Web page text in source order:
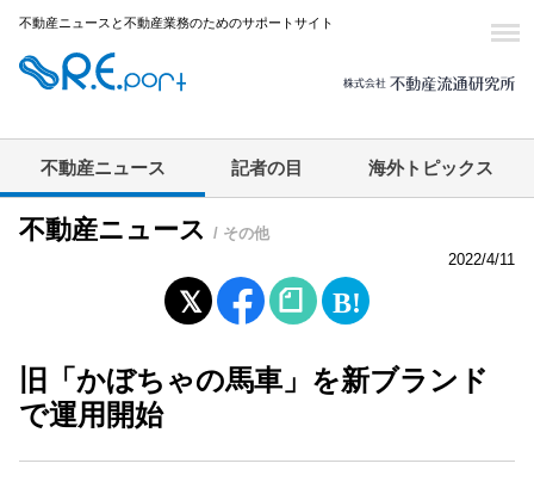
不動産ニュースと不動産業務のためのサポートサイト
不動産ニュース 記者の目 海外トピックス
不動産ニュース / その他
2022/4/11
旧「かぼちゃの馬車」を新ブランド
で運用開始